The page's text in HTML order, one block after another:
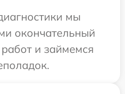
мы
окончательный
и займемся